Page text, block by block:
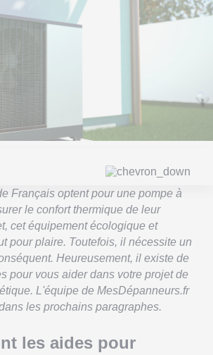
Français optent pour une pompe à
le confort thermique de leur
cet équipement écologique et
pour plaire. Toutefois, il nécessite un
Heureusement, il existe de
pour vous aider dans votre projet de
L'équipe de MesDépanneurs.fr
les prochains paragraphes.
les aides pour